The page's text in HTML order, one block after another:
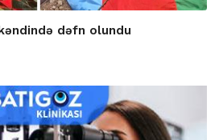
dəfn olundu